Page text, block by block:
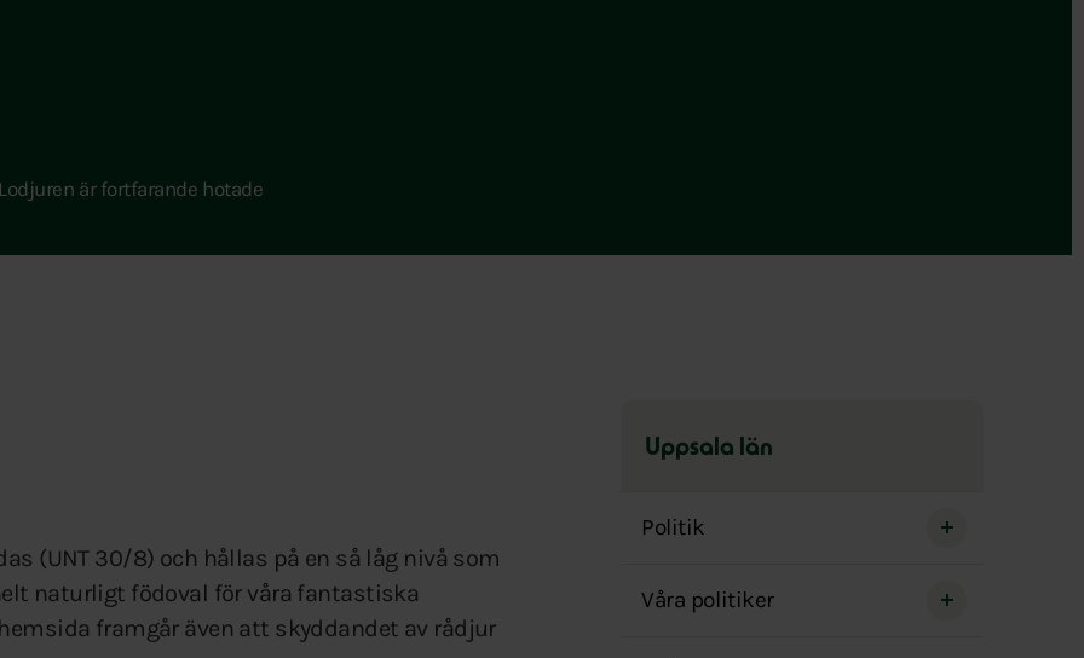
Lodjuren är fortfarande hotade
(UNT 30/8) och hållas på en så låg nivå som
naturligt födoval för våra fantastiska
framgår även att skyddandet av rådjur
Uppsala län
över
menyn
Politik
Våra politiker